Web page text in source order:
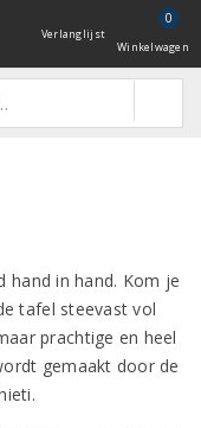
Verlanglijst
0
Winkelwagen
hand in hand. Kom je
tafel steevast vol
prachtige en heel
gemaakt door de